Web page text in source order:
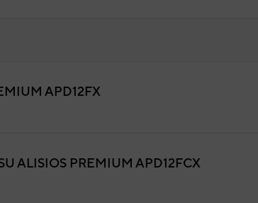
APD12FX
ALISIOS PREMIUM APD12FCX